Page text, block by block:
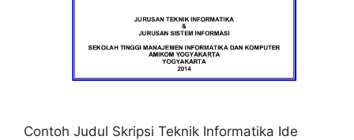
Contoh Judul Skripsi Teknik Informatika Ide